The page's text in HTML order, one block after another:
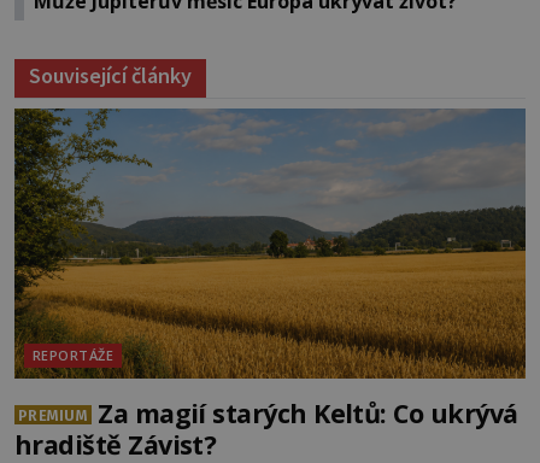
Související články
REPORTÁŽE
PREMIUM
Za magií starých Keltů: Co ukrývá
hradiště Závist?